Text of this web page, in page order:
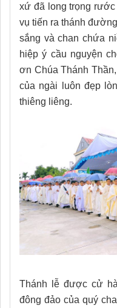
xứ đã long trọng
vụ tiến ra thánh
sắng và chan chứa
hiệp ý cầu nguyện
ơn Chúa Thánh
của ngài luôn đẹp
thiêng liêng.
Thánh lễ được cử
đông đảo của quý